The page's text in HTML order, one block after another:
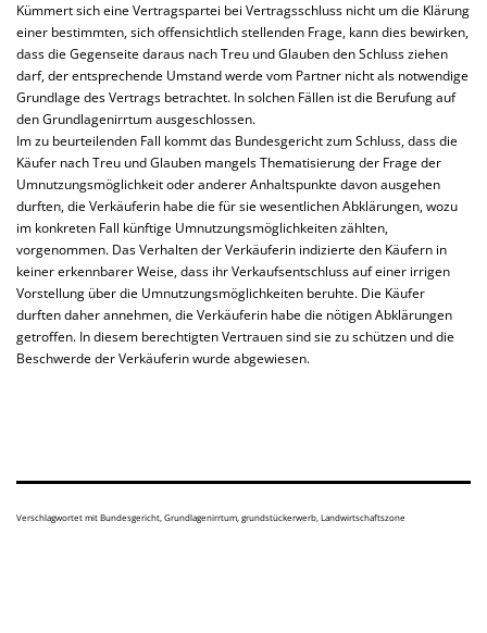
Kümmert sich eine Vertragspartei bei Vertragsschluss nicht um die Klärung
einer bestimmten, sich offensichtlich stellenden Frage, kann dies bewirken,
dass die Gegenseite daraus nach Treu und Glauben den Schluss ziehen
darf, der entsprechende Umstand werde vom Partner nicht als notwendige
Grundlage des Vertrags betrachtet. In solchen Fällen ist die Berufung auf
den Grundlagenirrtum ausgeschlossen.
Im zu beurteilenden Fall kommt das Bundesgericht zum Schluss, dass die
Käufer nach Treu und Glauben mangels Thematisierung der Frage der
Umnutzungsmöglichkeit oder anderer Anhaltspunkte davon ausgehen
durften, die Verkäuferin habe die für sie wesentlichen Abklärungen, wozu
im konkreten Fall künftige Umnutzungsmöglichkeiten zählten,
vorgenommen. Das Verhalten der Verkäuferin indizierte den Käufern in
keiner erkennbarer Weise, dass ihr Verkaufsentschluss auf einer irrigen
Vorstellung über die Umnutzungsmöglichkeiten beruhte. Die Käufer
durften daher annehmen, die Verkäuferin habe die nötigen Abklärungen
getroffen. In diesem berechtigten Vertrauen sind sie zu schützen und die
Beschwerde der Verkäuferin wurde abgewiesen.
Verschlagwortet mitBundesgericht Grundlagenirrtum grundstückerwerb Landwirtschaftszone